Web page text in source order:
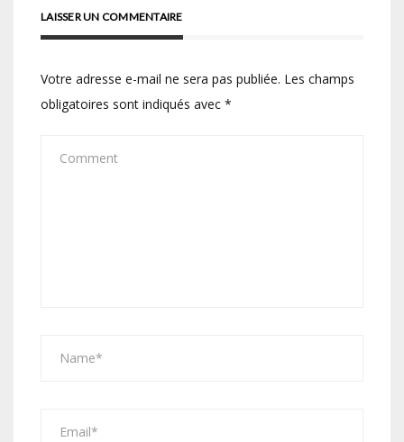
LAISSER UN COMMENTAIRE
Votre adresse e-mail ne sera pas publiée. Les champs
obligatoires sont indiqués avec *